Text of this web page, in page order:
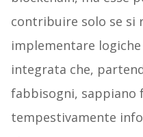
contribuire solo se si
implementare
integrata che,
fabbisogni, sappiano
tempestivamente